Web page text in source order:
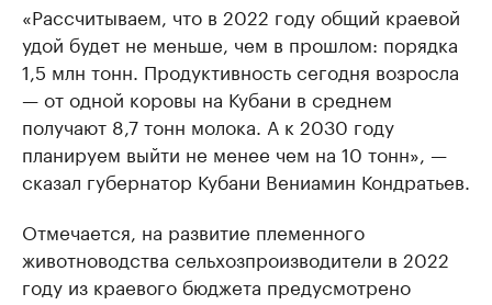
«Рассчитываем, что в 2022 году общий краевой
удой будет не меньше, чем в прошлом: порядка
1,5 млн тонн. Продуктивность сегодня возросла
— от одной коровы на Кубани в среднем
получают 8,7 тонн молока. А к 2030 году
планируем выйти не менее чем на 10 тонн», —
сказал губернатор Кубани Вениамин Кондратьев.
Отмечается, на развитие племенного
животноводства сельхозпроизводители в 2022
году из краевого бюджета предусмотрено